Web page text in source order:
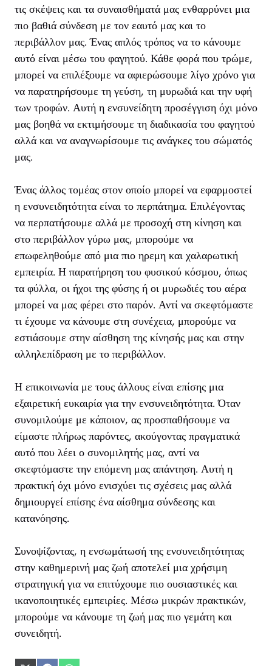
τις σκέψεις και τα συναισθήματά μας ενθαρρύνει μια
πιο βαθιά σύνδεση με τον εαυτό μας και το
περιβάλλον μας. Ένας απλός τρόπος να το κάνουμε
αυτό είναι μέσω του φαγητού. Κάθε φορά που τρώμε,
μπορεί να επιλέξουμε να αφιερώσουμε λίγο χρόνο για
να παρατηρήσουμε τη γεύση, τη μυρωδιά και την υφή
των τροφών. Αυτή η ενσυνείδητη προσέγγιση όχι μόνο
μας βοηθά να εκτιμήσουμε τη διαδικασία του φαγητού
αλλά και να αναγνωρίσουμε τις ανάγκες του σώματός
μας.
Ένας άλλος τομέας στον οποίο μπορεί να εφαρμοστεί
η ενσυνειδητότητα είναι το περπάτημα. Επιλέγοντας
να περπατήσουμε αλλά με προσοχή στη κίνηση και
στο περιβάλλον γύρω μας, μπορούμε να
επωφεληθούμε από μια πιο ηρεμη και χαλαρωτική
εμπειρία. Η παρατήρηση του φυσικού κόσμου, όπως
τα φύλλα, οι ήχοι της φύσης ή οι μυρωδιές του αέρα
μπορεί να μας φέρει στο παρόν. Αντί να σκεφτόμαστε
τι έχουμε να κάνουμε στη συνέχεια, μπορούμε να
εστιάσουμε στην αίσθηση της κίνησής μας και στην
αλληλεπίδραση με το περιβάλλον.
Η επικοινωνία με τους άλλους είναι επίσης μια
εξαιρετική ευκαιρία για την ενσυνειδητότητα. Όταν
συνομιλούμε με κάποιον, ας προσπαθήσουμε να
είμαστε πλήρως παρόντες, ακούγοντας πραγματικά
αυτό που λέει ο συνομιλητής μας, αντί να
σκεφτόμαστε την επόμενη μας απάντηση. Αυτή η
πρακτική όχι μόνο ενισχύει τις σχέσεις μας αλλά
δημιουργεί επίσης ένα αίσθημα σύνδεσης και
κατανόησης.
Συνοψίζοντας, η ενσωμάτωσή της ενσυνειδητότητας
στην καθημερινή μας ζωή αποτελεί μια χρήσιμη
στρατηγική για να επιτύχουμε πιο ουσιαστικές και
ικανοποιητικές εμπειρίες. Μέσω μικρών πρακτικών,
μπορούμε να κάνουμε τη ζωή μας πιο γεμάτη και
συνειδητή.